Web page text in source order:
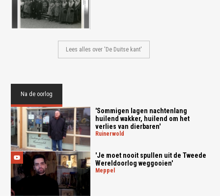
Lees alles over 'De Duitse kant'
Na de oorlog
'Sommigen lagen nachtenlang
huilend wakker, huilend om het
verlies van dierbaren'
ruinerwold
'Je moet nooit spullen uit de Tweede
Wereldoorlog weggooien'
meppel